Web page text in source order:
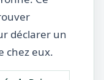
déclarer un
chez eux.